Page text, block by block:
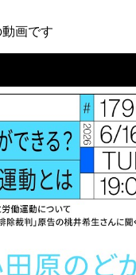
画です